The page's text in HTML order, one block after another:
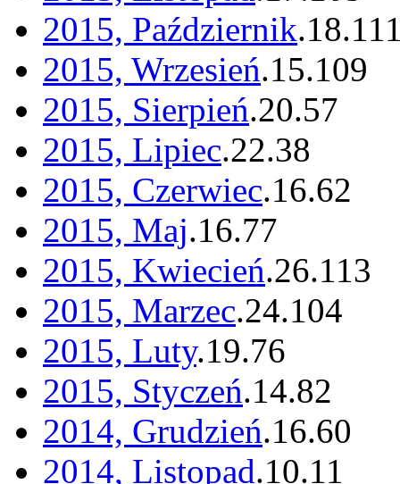
2015, Październik.18.
2015, Wrzesień.15.109
2015, Sierpień.20.57
2015, Lipiec.22.38
2015, Czerwiec.16.62
2015, Maj.16.77
2015, Kwiecień.26.113
2015, Marzec.24.104
2015, Luty.19.76
2015, Styczeń.14.82
2014, Grudzień.16.60
2014, Listopad.10.11